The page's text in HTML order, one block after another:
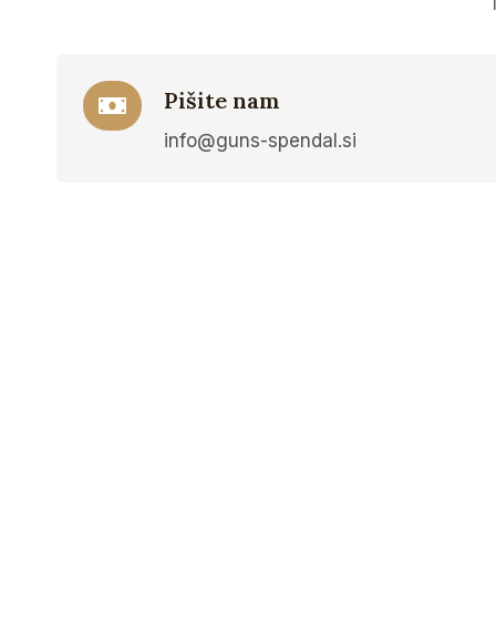
Pišite nam
info@guns-spendal.si